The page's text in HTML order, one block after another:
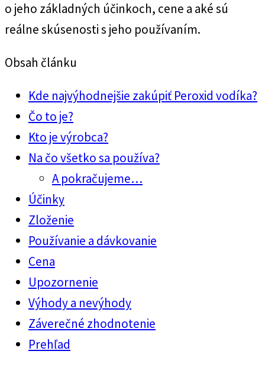
o jeho základných účinkoch, cene a aké sú
reálne skúsenosti s jeho používaním.
Obsah článku
Kde najvýhodnejšie zakúpiť Peroxid vodíka?
Čo to je?
Kto je výrobca?
Na čo všetko sa používa?
A pokračujeme…
Účinky
Zloženie
Používanie a dávkovanie
Cena
Upozornenie
Výhody a nevýhody
Záverečné zhodnotenie
Prehľad